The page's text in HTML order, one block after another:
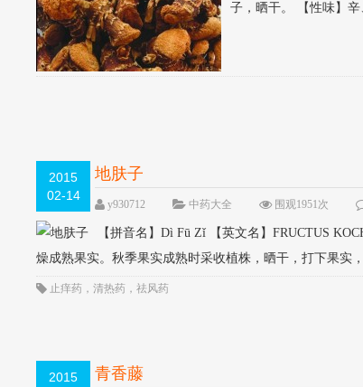
子，晒干。 【性味】
2015
02-14
地肤子
y930712 中药大全 围观1951次
【拼音名】Dì Fū Zǐ 【英文名】FRUCTUS
燥成熟果实。秋季果实成熟时采收植株，晒干，打下果实
止痒药 ，清热药 ，祛风药
2015
青香藤